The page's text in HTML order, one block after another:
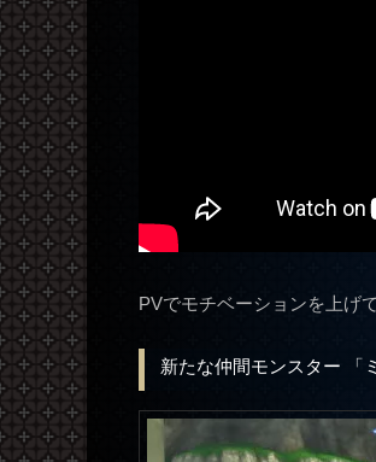
PVでモチベーションを上げ
新たな仲間モンスター 「